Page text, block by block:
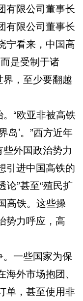
限公司董事长
有限公司董事长
宁看来，中国高
是受制于诸
界，至少要翻越
“欧亚非被高铁
岛’。”西方近年
外国政治势力
引进中国高铁的
论”甚至“殖民扩
高铁。这些操
势力呼应，高
一些国家为保
外市场抱团、
单，甚至使用非